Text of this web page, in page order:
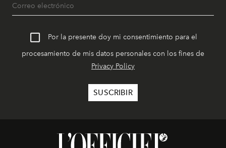
Por la presente doy mi consentimiento para el
procesamiento de mis datos personales con los fines de
Privacy Policy